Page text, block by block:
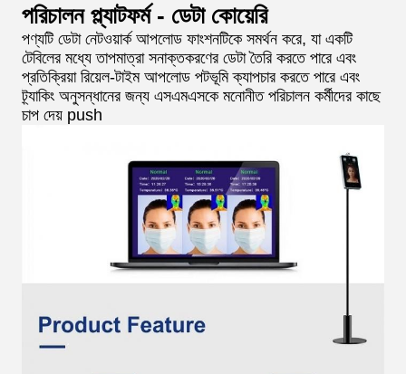
পরিচালন প্ল্যাটফর্ম - ডেটা কোয়েরি
পণ্যটি ডেটা নেটওয়ার্ক আপলোড ফাংশনটিকে সমর্থন করে, যা একটি
টেবিলের মধ্যে তাপমাত্রা সনাক্তকরণের ডেটা তৈরি করতে পারে এবং
প্রতিক্রিয়া রিয়েল-টাইম আপলোড পটভূমি ক্যাপচার করতে পারে এবং
ট্র্যাকিং অনুসন্ধানের জন্য এসএমএসকে মনোনীত পরিচালন কর্মীদের কাছে
চাপ দেয় push